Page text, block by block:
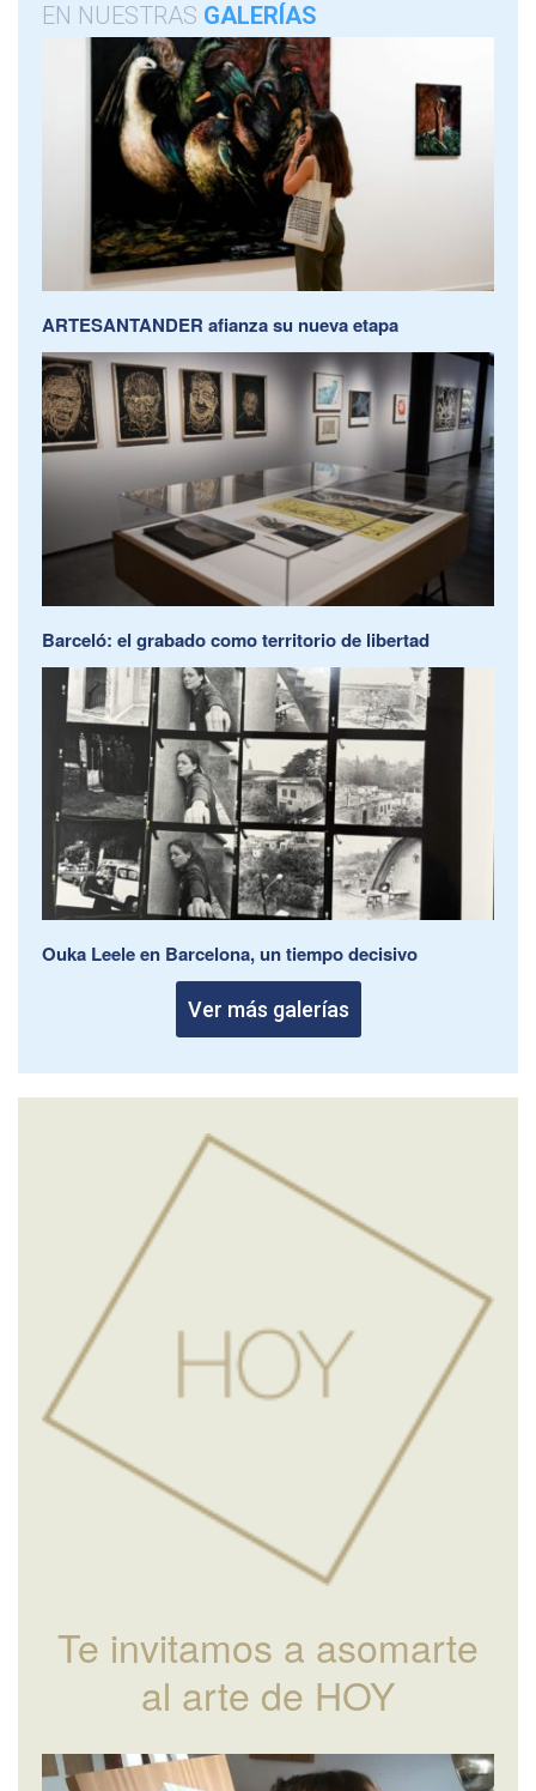
EN NUESTRAS GALERÍAS
ARTESANTANDER afianza su nueva etapa
Barceló: el grabado como territorio de libertad
Ouka Leele en Barcelona, un tiempo decisivo
Ver más galerías
Te invitamos a asomarte
al arte de HOY